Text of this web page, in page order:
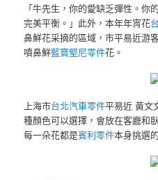
「牛先生，你的愛缺乏彈性。
完美平衡。」此外，本年年宵花
鼻鮮花采摘的區域，市平易近游
噴鼻鮮藍寶堅尼零件花。
上海市台北汽車零件平易近 黃文
種顏色可以選擇，會放在客廳和
每一朵花都是賓利零件本身挑選